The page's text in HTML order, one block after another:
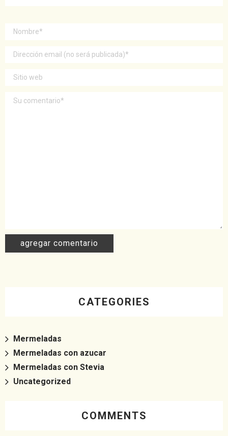
CATEGORIES
Mermeladas
Mermeladas con azucar
Mermeladas con Stevia
Uncategorized
COMMENTS